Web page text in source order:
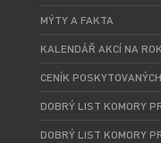
MÝTY A FAKTA
KALENDÁŘ AKCÍ NA
CENÍK
DOBRÝ LIST KOMORY
DOBRÝ LIST KOMORY